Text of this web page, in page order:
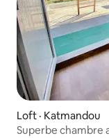
Loft · Katmandou
Superbe chambre